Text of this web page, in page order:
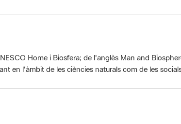
Home i Biosfera; de l'anglès Man and
en l'àmbit de les ciències naturals com de les